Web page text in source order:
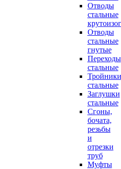
Отводы
стальные
Отводы
стальные
гнутые
Переходы
стальные
Тройники
стальные
Заглушки
стальные
Сгоны,
бочата,
резьбы
и
отрезки
труб
Муфты